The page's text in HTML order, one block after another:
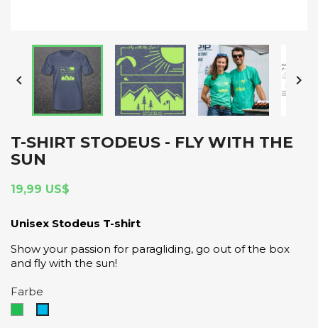
 
T-SHIRT STODEUS - FLY WITH THE
SUN
19,99 US$
Unisex Stodeus T-shirt
Show your passion for paragliding, go out of the box
and fly with the sun!
Farbe